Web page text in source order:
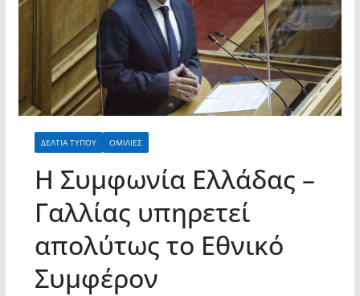
τους»
ΔΕΛΤΙΑ ΤΥΠΟΥ ΟΜΙΛΙΕΣ
Η Συμφωνία Ελλάδας –
Γαλλίας υπηρετεί
απολύτως το Εθνικό
Συμφέρον